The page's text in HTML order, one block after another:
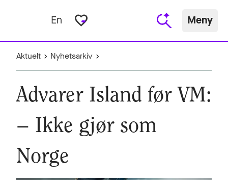
En favorite_border Meny
Aktuelt Nyhetsarkiv
Advarer Island før VM:
– Ikke gjør som
Norge